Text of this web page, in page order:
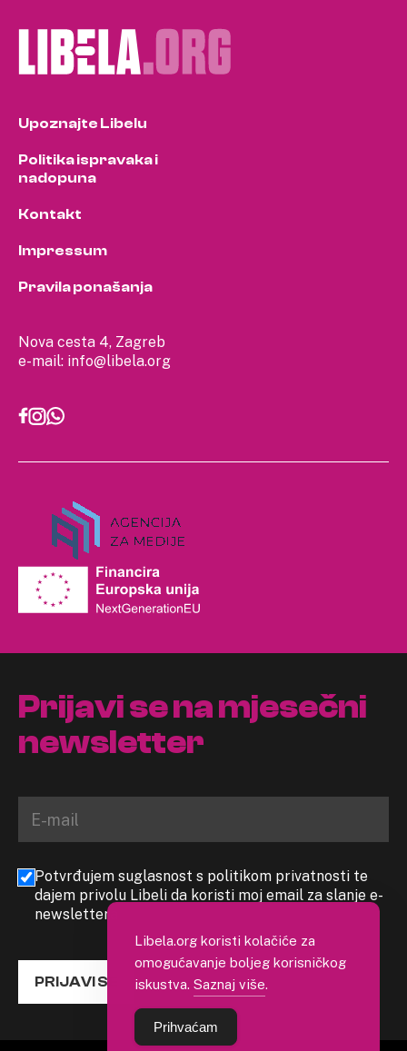
Nova cesta 4, Zagreb
e-mail: info@libela.org
Upoznajte Libelu
Politika ispravaka i
nadopuna
Kontakt
Impressum
Pravila ponašanja
Prijavi se na mjesečni
newsletter
Potvrđujem suglasnost s politikom privatnosti te
dajem privolu Libeli da koristi moj email za slanje e-
newslettera
PRIJAVI SE
Libela.org koristi kolačiće za
omogućavanje boljeg korisničkog
iskustva. Saznaj više.
Prihvaćam